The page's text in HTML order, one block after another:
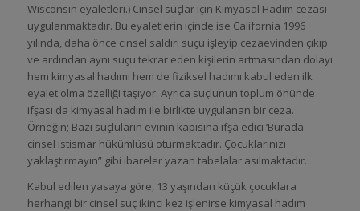
Wisconsin eyaletleri.) Cinsel suçlar için Kimyasal Hadım cezası
uygulanmaktadır. Bu eyaletlerin içinde ise California 1996
yılında, daha önce cinsel saldırı suçu işleyip cezaevinden çıkıp
ve ardından aynı suçu tekrar eden kişilerin artmasından dolayı
hem kimyasal hadımı hem de fiziksel hadımı kabul eden ilk
eyalet olma özelliği taşıyor. Ayrıca suçlunun toplum önünde
ifşası da kimyasal hadım ile birlikte uygulanan bir ceza.
Örneğin; Bazı suçluların evinin kapısına ifşa edici ‘Burada
cinsel istismar hükümlüsü oturmaktadır. Çocuklarınızı
yaklaştırmayın” gibi ibareler yazan tabelalar asılmaktadır.
Kabul edilen yasaya göre, 13 yaşından küçük çocuklara
herhangi bir cinsel suç ikinci kez işlenirse kimyasal hadım